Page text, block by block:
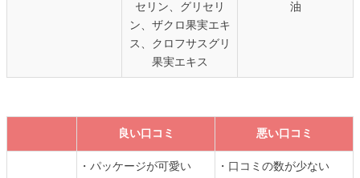
セリン、グリセリ
ン、ザクロ果実エキ
ス、クロフサスグリ
果実エキス
油
良い口コミ 悪い口コミ
・パッケージが可愛い
・口コミの数が少ない